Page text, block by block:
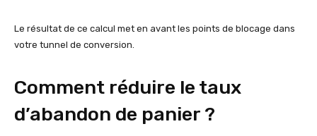
Le résultat de ce calcul met en avant les points de blocage dans
votre tunnel de conversion.
Comment réduire le taux
d’abandon de panier ?